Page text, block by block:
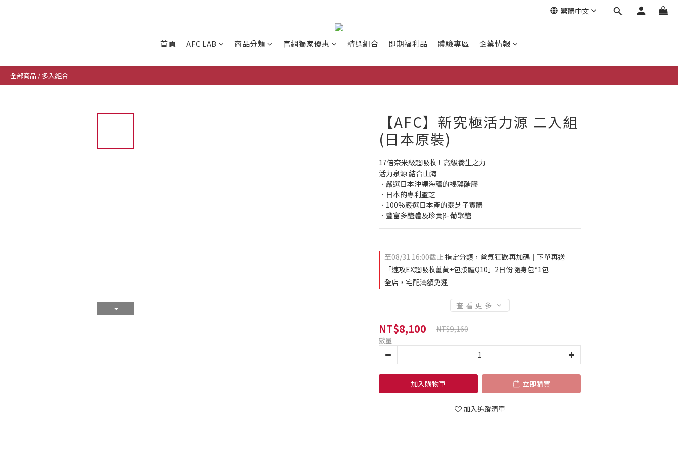
繁體中文
首頁 AFC LAB 商品分類 官網獨家優惠 精選組合 即期福利品 體驗專區 企業情報
全部商品 / 多入組合
【AFC】新究極活力源 二入組
(日本原裝)
17倍奈米級超吸收！高級養生之力
活力泉源 結合山海
．嚴選日本沖繩海蘊的褐藻醣膠
．日本的專利靈芝
．100%嚴選日本產的靈芝子實體
．豐富多醣體及珍貴β-葡聚醣
至08/31 16:00截止 指定分類，爸氣狂歡再加碼｜下單再送
「速攻EX超吸收薑黃+包接體Q10」2日份隨身包*1包
全店，宅配滿額免運
查看更多
NT$8,100 NT$9,160
數量
加入購物車 立即購買
加入追蹤清單
立即購買